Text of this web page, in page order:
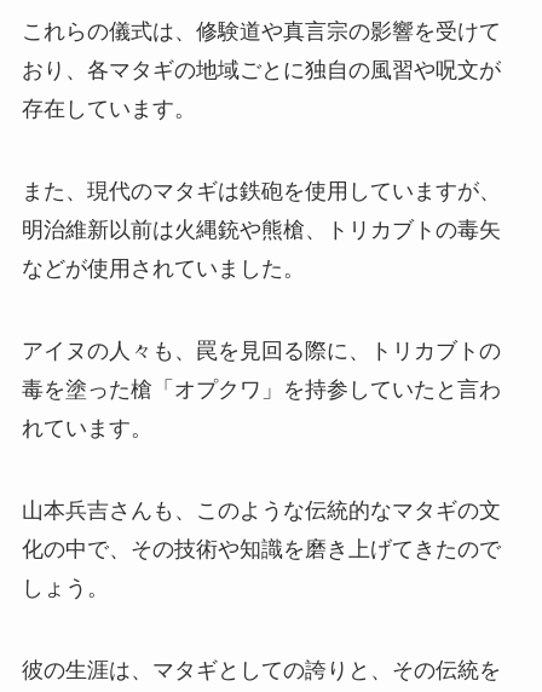
これらの儀式は、修験道や真言宗の影響を受けて
おり、各マタギの地域ごとに独自の風習や呪文が
存在しています。
また、現代のマタギは鉄砲を使用していますが、
明治維新以前は火縄銃や熊槍、トリカブトの毒矢
などが使用されていました。
アイヌの人々も、罠を見回る際に、トリカブトの
毒を塗った槍「オプクワ」を持参していたと言わ
れています。
山本兵吉さんも、このような伝統的なマタギの文
化の中で、その技術や知識を磨き上げてきたので
しょう。
彼の生涯は、マタギとしての誇りと、その伝統を